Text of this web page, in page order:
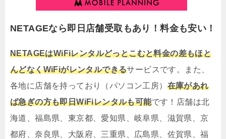
NETAGEなら即日店舗受取もあり！料金も安い！
NETAGEはWiFiレンタルどっとこむと料金の差もほと
んどなくWiFiがレンタルできるサービスです。また、
各地に店舗を持っており（パソコン工房） 在庫があれ
ば急ぎの方も即日WiFiレンタルも可能です！店舗は北
海道、福島県、東京都、愛知県、岐阜県、滋賀県、京
都府、奈良県、大阪府、三重県、広島県、佐賀県、福